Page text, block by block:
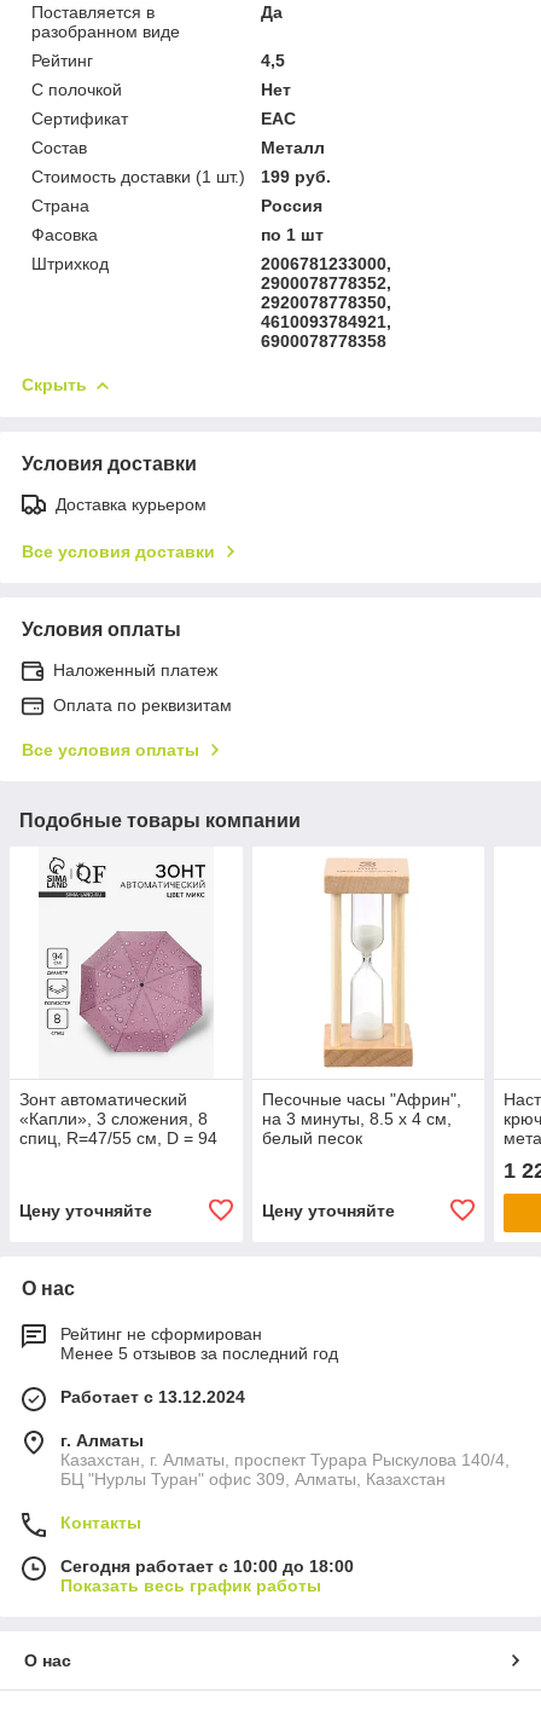
Поставляется в
разобранном виде
Да
Рейтинг
4,5
С полочкой
Нет
Сертификат
ЕАС
Состав
Металл
Стоимость доставки (1 шт.)
199 руб.
Страна
Россия
Фасовка
по 1 шт
Штрихкод
2006781233000,
2900078778352,
2920078778350,
4610093784921,
6900078778358
Скрыть
Условия доставки
Доставка курьером
Все условия доставки
Условия оплаты
Наложенный платеж
Оплата по реквизитам
Все условия оплаты
Подобные товары компании
Зонт автоматический
«Капли», 3 сложения, 8
спиц, R=47/55 см, D = 94
Цену уточняйте
Песочные часы "Африн",
на 3 минуты, 8.5 х 4 см,
белый песок
Цену уточняйте
1
О нас
Рейтинг не сформирован
Менее 5 отзывов за последний год
Работает с 13.12.2024
г. Алматы
Казахстан, г. Алматы, проспект Турара Рыскулова 140/4,
БЦ "Нурлы Туран" офис 309, Алматы, Казахстан
Контакты
Сегодня работает с 10:00 до 18:00
Показать весь график работы
О нас